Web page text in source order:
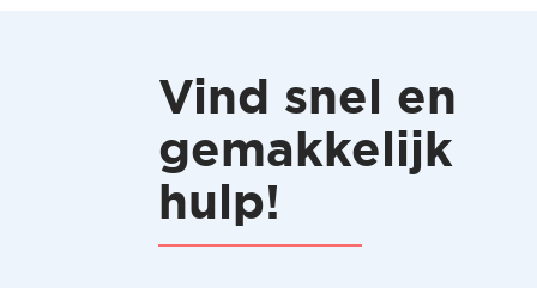
Vind snel en
gemakkelijk
hulp!